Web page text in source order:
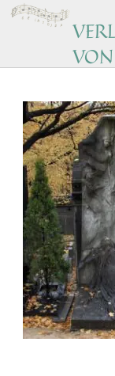
VON
Music by women